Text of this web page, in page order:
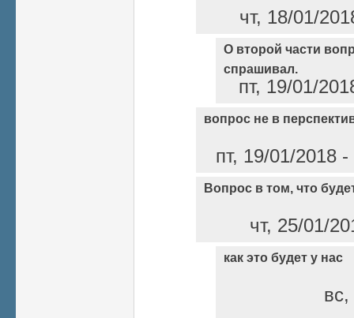
чт, 18/01/
О второй части
спрашивал.
пт, 19/01/
вопрос не в
пт, 19/01/2018
Вопрос в том, что
чт, 25/01/
как это будет у нас